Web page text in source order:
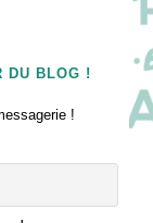
DU BLOG !
!